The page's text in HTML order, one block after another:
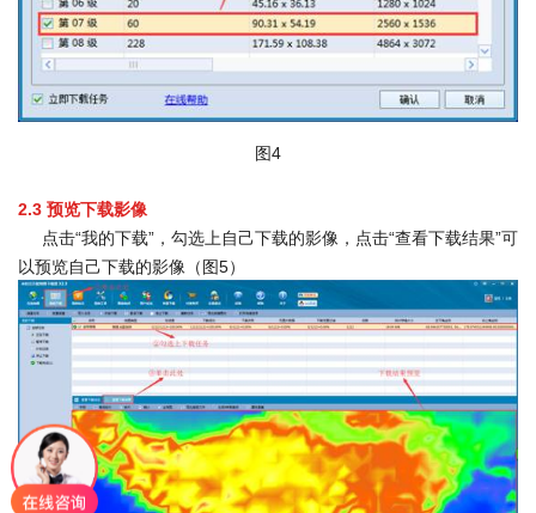
图4
2.3 预览下载影像
点击“我的下载”，勾选上自己下载的影像，点击“查看下载结果”可
以预览自己下载的影像（图5）